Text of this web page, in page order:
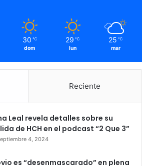
30 ℃
dom
29 ℃
lun
25 ℃
mar
Reciente
Leal revela detalles sobre su
de HCH en el podcast “2 Que 3”
4, 2024
es “desenmascarado” en plena